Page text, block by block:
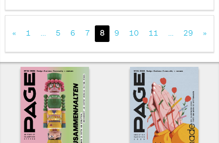
« 1 5 6 7 8 9 10 11 29 »